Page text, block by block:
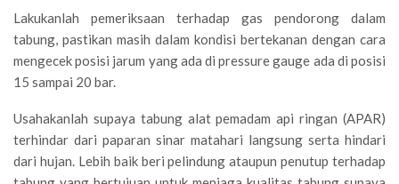
Lakukanlah pemeriksaan terhadap gas pendorong dalam
tabung, pastikan masih dalam kondisi bertekanan dengan cara
mengecek posisi jarum yang ada di pressure gauge ada di posisi
15 sampai 20 bar.
Usahakanlah supaya tabung alat pemadam api ringan (APAR)
terhindar dari paparan sinar matahari langsung serta hindari
dari hujan. Lebih baik beri pelindung ataupun penutup terhadap